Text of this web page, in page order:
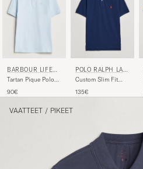
BARBOUR LIFEST
YLE
Tartan Pique Polo
90€
POLO RALPH LAU
REN
Custom Slim Fit
135€
VAATTEET / PIKEET